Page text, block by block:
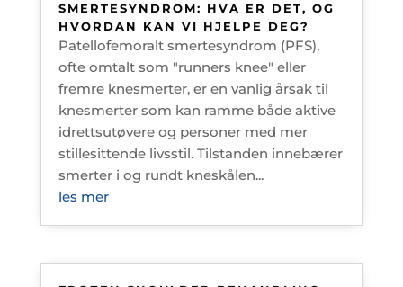
SMERTESYNDROM: HVA ER DET, OG
HVORDAN KAN VI HJELPE DEG?
Patellofemoralt smertesyndrom (PFS),
ofte omtalt som "runners knee" eller
fremre knesmerter, er en vanlig årsak til
knesmerter som kan ramme både aktive
idrettsutøvere og personer med mer
stillesittende livsstil. Tilstanden innebærer
smerter i og rundt kneskålen...
les mer